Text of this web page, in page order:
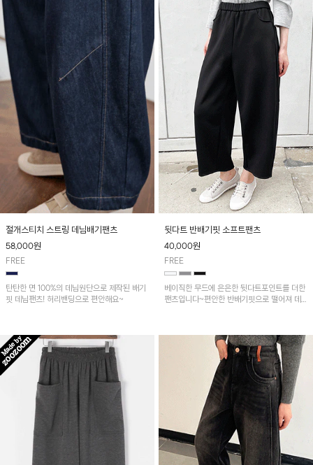
절개스티치 스트링 데님배기팬츠
58,000원
FREE
탄탄한 면 100%의 데님원단으로 제작된 배기
핏 데님팬츠! 허리밴딩으로 편안해요~
뒷다트 반배기핏 소프트팬츠
40,000원
FREE
베이직한 무드에 은은한 뒷다트포인트를 더한
팬츠입니다~편안한 반배기핏으로 떨어져 데